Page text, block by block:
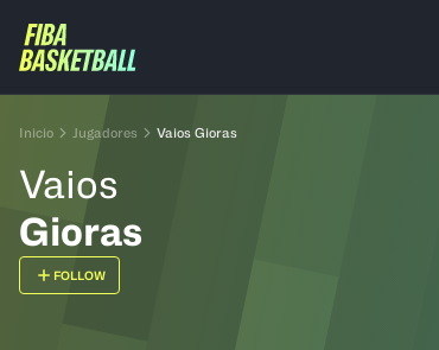
Inicio Jugadores Vaios Gioras
Vaios
Gioras
FOLLOW